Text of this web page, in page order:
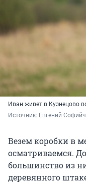
Иван живет в Кузнецово
Источник: Евгений
Везем коробки в
осматриваемся.
большинство из
деревянного